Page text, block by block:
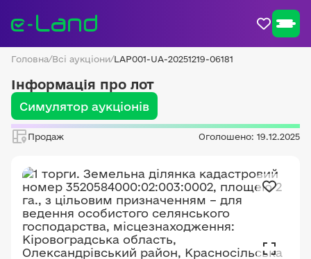
Головна/Всі аукціони/LAP001-UA-20251219-06181
Інформація про лот
Симулятор аукціонів
Продаж Оголошено: 19.12.2025